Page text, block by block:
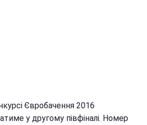
Євробачення 2016
у другому півфіналі. Номер